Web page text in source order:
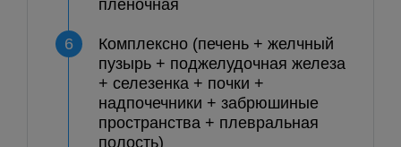
пленочная
6
Комплексно (печень + желчный
пузырь + поджелудочная железа
+ селезенка + почки +
надпочечники + забрюшиные
пространства + плевральная
полость)